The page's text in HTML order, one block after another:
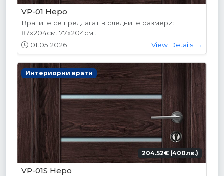
VP-01 Hepo
Вратите се предлагат в следните размери:
87х204см. 77х204см...
01.05.2026
View Details →
Интериорни врати
204.52€ (400лв.)
VP-01S Hepo